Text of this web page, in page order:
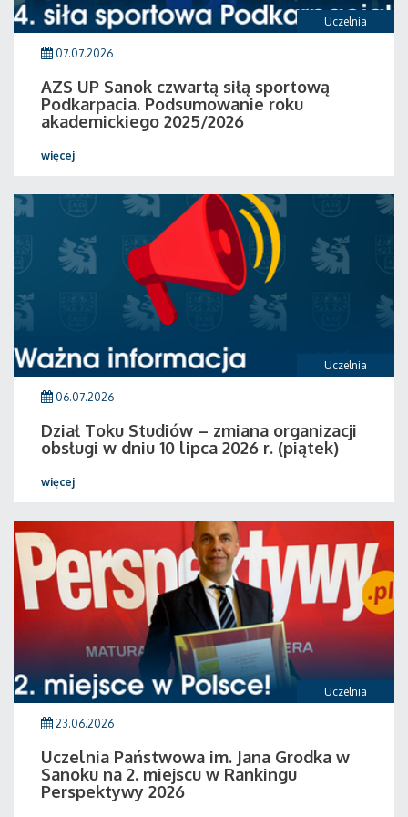
Uczelnia
07.07.2026
AZS UP Sanok czwartą siłą sportową
Podkarpacia. Podsumowanie roku
akademickiego 2025/2026
więcej
Uczelnia
06.07.2026
Dział Toku Studiów – zmiana organizacji
obsługi w dniu 10 lipca 2026 r. (piątek)
więcej
Uczelnia
23.06.2026
Uczelnia Państwowa im. Jana Grodka w
Sanoku na 2. miejscu w Rankingu
Perspektywy 2026